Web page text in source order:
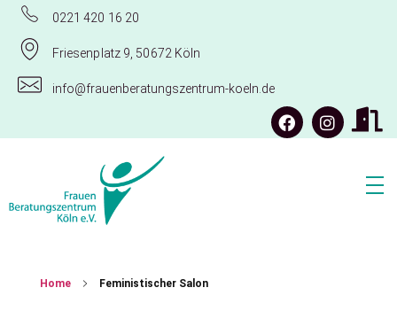
0221 420 16 20
Friesenplatz 9, 50672 Köln
info@frauenberatungszentrum-koeln.de
Home Feministischer Salon